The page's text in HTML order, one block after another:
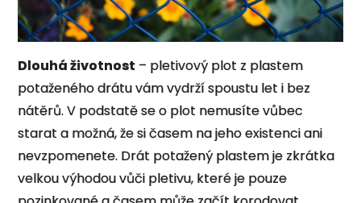
Dlouhá životnost – pletivový plot z plastem
potaženého drátu vám vydrží spoustu let i bez
nátěrů. V podstatě se o plot nemusíte vůbec
starat a možná, že si časem na jeho existenci ani
nevzpomenete. Drát potažený plastem je zkrátka
velkou výhodou vůči pletivu, které je pouze